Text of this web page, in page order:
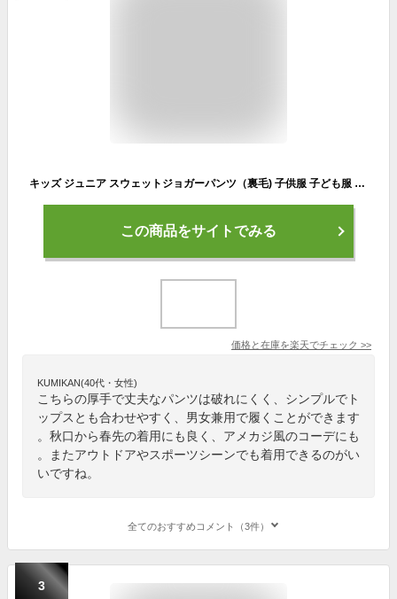
キッズ ジュニア スウェットジョガーパンツ（裏毛) 子供服 子ども服 トドラー 小学生 中学生 男の子 女の子 ズボン 長ズボン パンツ スウェット ジャージ カジュアル アメカジ アウトドア キャンプ スポーツ 丈夫 厚地 シンプル 春 秋 冬
この商品をサイトでみる
価格と在庫を楽天でチェック >>
KUMIKAN(40代・女性)
こちらの厚手で丈夫なパンツは破れにくく、シンプルでト
ップスとも合わせやすく、男女兼用で履くことができます
。秋口から春先の着用にも良く、アメカジ風のコーデにも
。またアウトドアやスポーツシーンでも着用できるのがい
いですね。
全てのおすすめコメント（3件）
3